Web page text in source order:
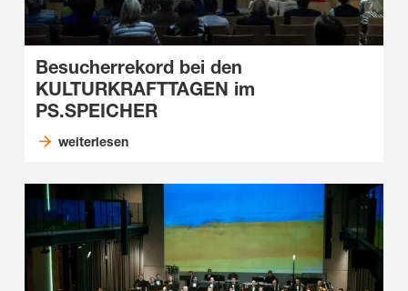
Besucherrekord bei den
KULTURKRAFTTAGEN im
PS.SPEICHER
weiterlesen